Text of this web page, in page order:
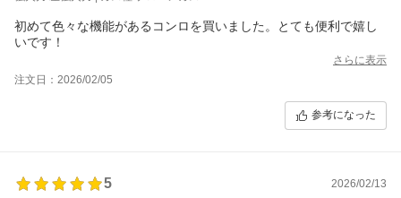
初めて色々な機能があるコンロを買いました。とても便利で嬉し
いです！
さらに表示
注文日：2026/02/05
参考になった
5
2026/02/13